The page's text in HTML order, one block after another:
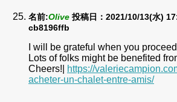
名前:Olive 投稿日：2021/10/13(水)
cb8196ffb
I will be grateful when you
Lots of folks might be benefited
Cheers!|
https://
acheter-un-chalet-entre-amis/